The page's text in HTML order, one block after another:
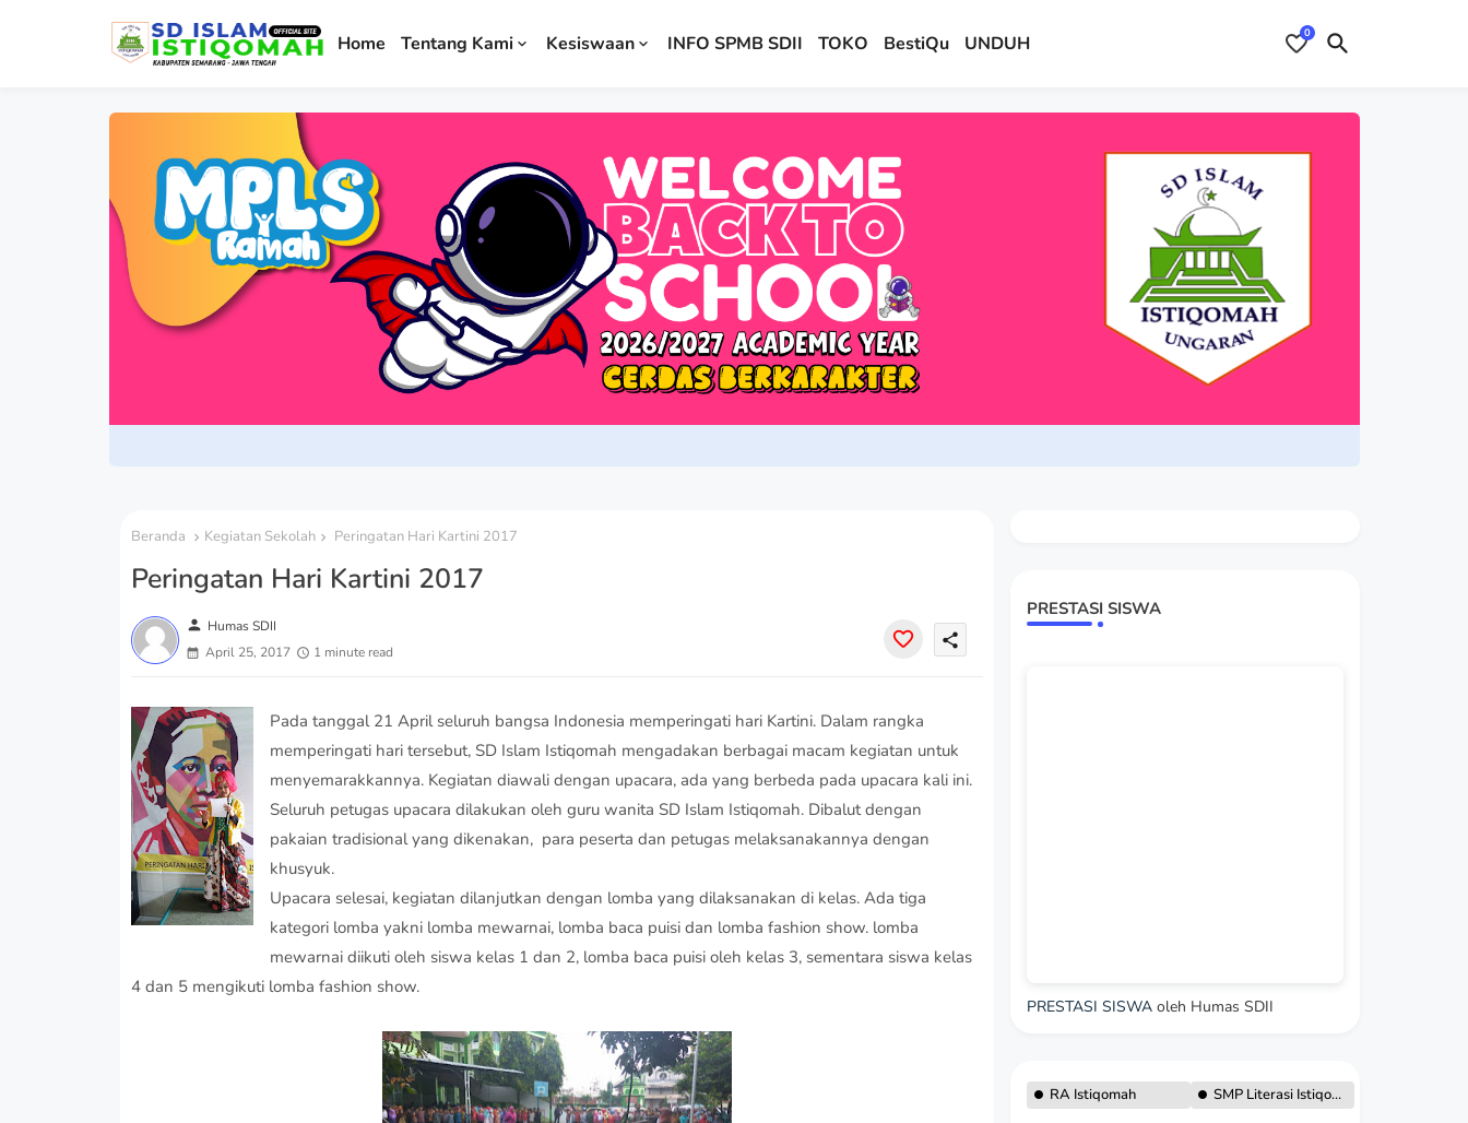
Home Tentang Kami Kesiswaan INFO SPMB SDII TOKO BestiQu UNDUH 0
Beranda Kegiatan Sekolah Peringatan Hari Kartini 2017
Peringatan Hari Kartini 2017
person Humas SDII
April 25, 2017
1 minute read
share
Pada tanggal 21 April seluruh bangsa Indonesia memperingati hari Kartini. Dalam rangka
memperingati hari tersebut, SD Islam Istiqomah mengadakan berbagai macam kegiatan untuk
menyemarakkannya. Kegiatan diawali dengan upacara, ada yang berbeda pada upacara kali ini.
Seluruh petugas upacara dilakukan oleh guru wanita SD Islam Istiqomah. Dibalut dengan
pakaian tradisional yang dikenakan, para peserta dan petugas melaksanakannya dengan
khusyuk.
Upacara selesai, kegiatan dilanjutkan dengan lomba yang dilaksanakan di kelas. Ada tiga
kategori lomba yakni lomba mewarnai, lomba baca puisi dan lomba fashion show. lomba
mewarnai diikuti oleh siswa kelas 1 dan 2, lomba baca puisi oleh kelas 3, sementara siswa kelas
4 dan 5 mengikuti lomba fashion show.
PRESTASI SISWA
PRESTASI SISWAoleh Humas SDII
RA Istiqomah SMP Literasi Istiqomah